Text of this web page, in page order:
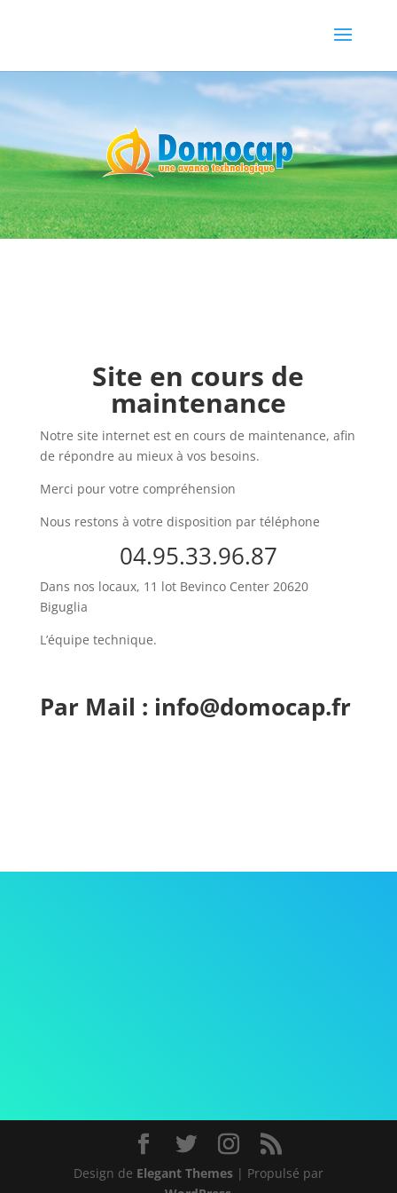
Site en cours de
maintenance
Notre site internet est en cours de maintenance, afin
de répondre au mieux à vos besoins.
Merci pour votre compréhension
Nous restons à votre disposition par téléphone
04.95.33.96.87
Dans nos locaux, 11 lot Bevinco Center 20620
Biguglia
L’équipe technique.
Par Mail : info@domocap.fr
Design de Elegant Themes| Propulsé par